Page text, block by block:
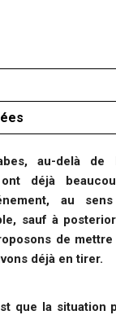
au-delà de
déjà
au
sauf à
de
déjà en tirer.
que la situation